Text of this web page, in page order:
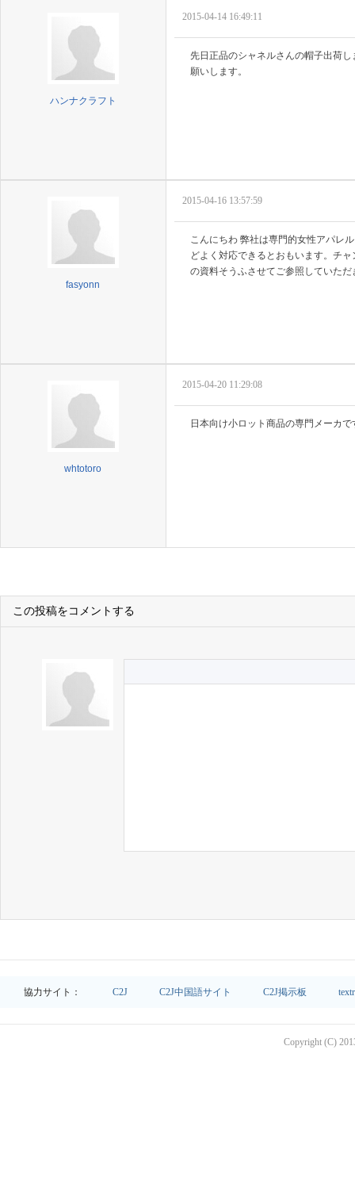
ハンナクラフト
2015-04-14 16:49:11
先日正品のシャネルさんの帽子出荷
願いします。
fasyonn
2015-04-16 13:57:59
こんにちわ 弊社は専門的女性アパレ
どよく対応できるとおもいます。チ
の資料そうふさせてご参照していた
whtotoro
2015-04-20 11:29:08
日本向け小ロット商品の専門メーカ
この投稿をコメントする
協力サイト： C2J C2J中国語サイト C2J掲示板
Copyright (C)